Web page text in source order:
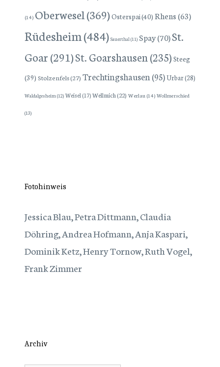
(14) Oberwesel(369)Osterspai(40) Rhens (63)
Rüdesheim(484) Sauerthal (11) Spay(70)St.
Goar(291)St. Goarshausen (235) Steeg
(39) Stolzenfels(27) Trechtingshausen (95)Urbar(28)
Waldalgesheim (12) Weisel (17)Wellmich (22) Werlau (14) Wollmerschied
(13)
Fotohinweis
Jessica Blau, Petra Dittmann, Claudia
Döhring, Andrea Hofmann, Anja Kaspari,
Dominik Ketz, Henry Tornow, Ruth Vogel,
Frank Zimmer
Archiv